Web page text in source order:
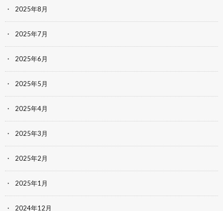
2025年8月
2025年7月
2025年6月
2025年5月
2025年4月
2025年3月
2025年2月
2025年1月
2024年12月